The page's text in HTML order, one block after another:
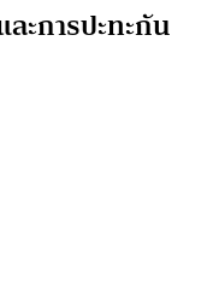
ะการปะทะกัน